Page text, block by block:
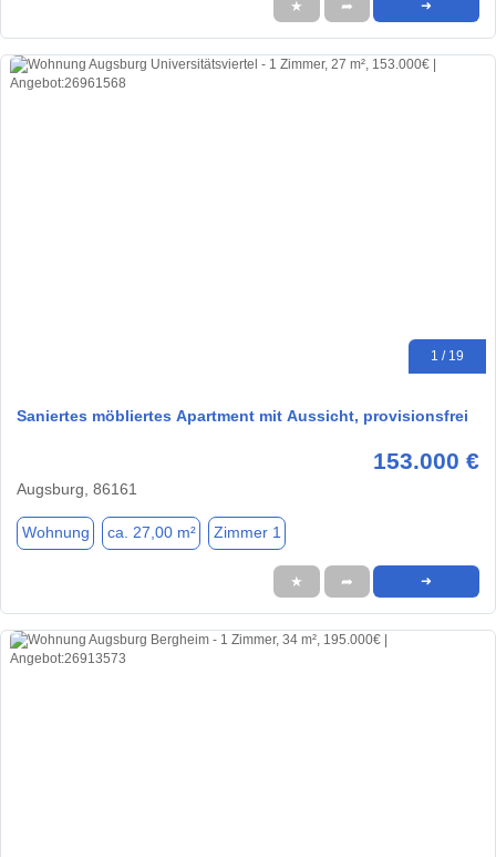
★ ➦ ➜
1 / 19
Saniertes möbliertes Apartment mit Aussicht, provisionsfrei
153.000 €
Augsburg, 86161
Wohnung ca. 27,00 m² Zimmer 1
★ ➦ ➜